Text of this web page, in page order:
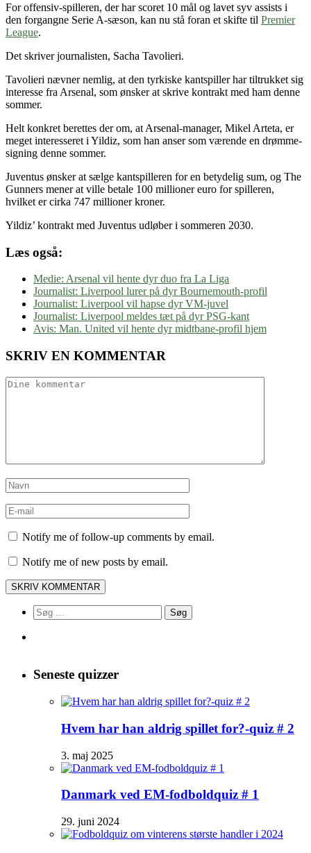
For offensiv-spilleren, der har scoret 10 mål og lavet syv assists i
den forgangne Serie A-sæson, kan nu stå foran et skifte til Premier
League.
Det skriver journalisten, Sacha Tavolieri.
Tavolieri nævner nemlig, at den tyrkiske kantspiller har tiltrukket sig
interesse fra Arsenal, som ønsker at skrive kontrakt med ham denne
sommer.
Helt konkret berettes der om, at Arsenal-manager, Mikel Arteta, er
meget interesseret i Yildiz, som han anser som værende en drømme-
signing denne sommer.
Juventus ønsker at sælge kantspilleren for en betydelig sum, og The
Gunners mener at ville betale 100 millioner euro for spilleren,
hvilket er cirka 747 millioner kroner.
Yildiz’ kontrakt med Juventus udløber i sommeren 2030.
Læs også:
Medie: Arsenal vil hente dyr duo fra La Liga
Journalist: Liverpool lurer på dyr Bournemouth-profil
Journalist: Liverpool vil hapse dyr VM-juvel
Journalist: Liverpool meldes tæt på dyr PSG-kant
Avis: Man. United vil hente dyr midtbane-profil hjem
SKRIV EN KOMMENTAR
Notify me of follow-up comments by email.
Notify me of new posts by email.
Søg
efter:
Seneste quizzer
Hvem har han aldrig spillet for?-quiz # 2
3. maj 2025
Danmark ved EM-fodboldquiz # 1
29. juni 2024